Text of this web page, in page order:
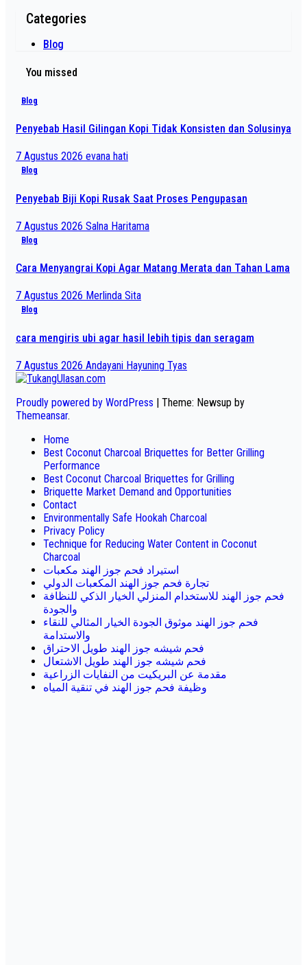
Categories
Blog
You missed
Blog
Penyebab Hasil Gilingan Kopi Tidak Konsisten dan Solusinya
7 Agustus 2026 evana hati
Blog
Penyebab Biji Kopi Rusak Saat Proses Pengupasan
7 Agustus 2026 Salna Haritama
Blog
Cara Menyangrai Kopi Agar Matang Merata dan Tahan Lama
7 Agustus 2026 Merlinda Sita
Blog
cara mengiris ubi agar hasil lebih tipis dan seragam
7 Agustus 2026 Andayani Hayuning Tyas
Proudly powered by WordPress | Theme: Newsup by
Themeansar.
Home
Best Coconut Charcoal Briquettes for Better Grilling
Performance
Best Coconut Charcoal Briquettes for Grilling
Briquette Market Demand and Opportunities
Contact
Environmentally Safe Hookah Charcoal
Privacy Policy
Technique for Reducing Water Content in Coconut
Charcoal
استيراد فحم جوز الهند مكعبات
تجارة فحم جوز الهند المكعبات الدولي
فحم جوز الهند للاستخدام المنزلي الخيار الذكي للنظافة
والجودة
فحم جوز الهند موثوق الجودة الخيار المثالي للنقاء
والاستدامة
فحم شيشه جوز الهند طويل الاحتراق
فحم شيشه جوز الهند طويل الاشتعال
مقدمة عن البريكيت من النفايات الزراعية
وظيفة فحم جوز الهند في تنقية المياه